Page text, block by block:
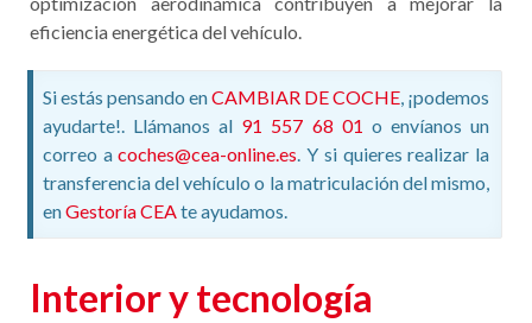
eficiencia energética del vehículo.
Si estás pensando enCAMBIAR DE COCHE, ¡podemos
ayudarte!. Llámanos al 91 557 68 01 o envíanos un
correo acoches@cea-online.es. Y si quieres realizar la
transferencia del vehículo o la matriculación del mismo,
enGestoría CEAte ayudamos.
Interior y tecnología